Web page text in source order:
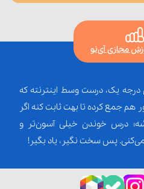
مجازی آی‌نو
یک، درست وسط اینترنته که
هم جمع کرده تا بهت ثابت کنه اگر
درس خوندن خیلی آسون‌تر و
پس سخت نگیر، یاد بگیر!